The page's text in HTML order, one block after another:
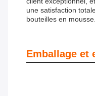
une satisfaction
bouteilles en mousse.
Emballage et